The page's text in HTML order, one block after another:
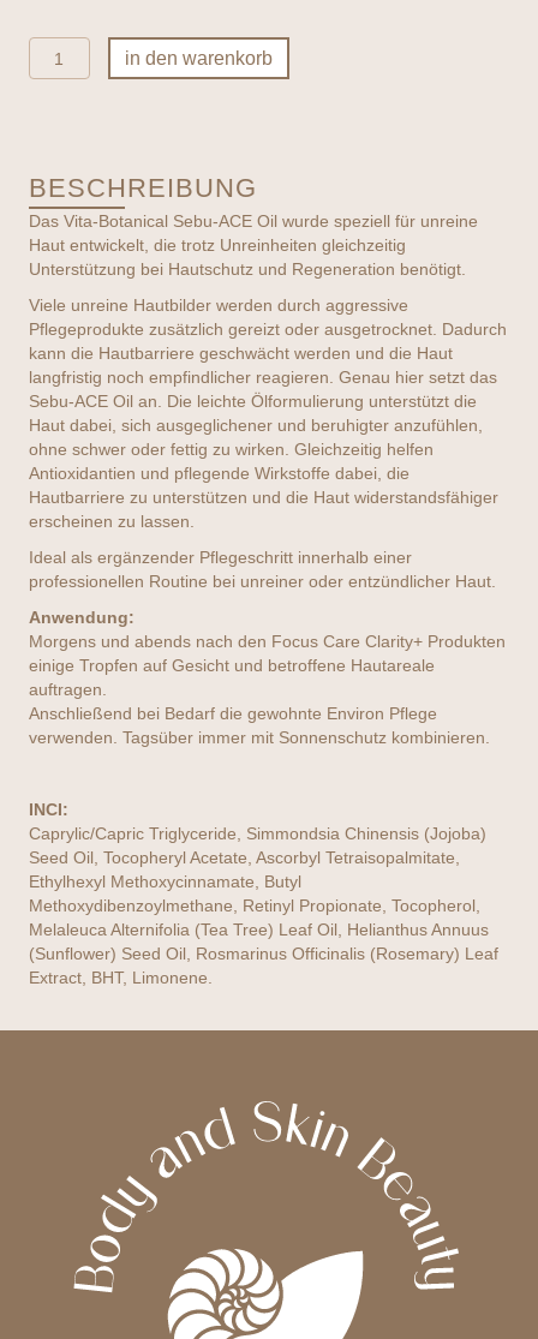
ENVIRON
-
Botanical
Sebu-
ACE
Oil
in den warenkorb
BESCHREIBUNG
Das Vita-Botanical Sebu-ACE Oil wurde speziell für unreine
Haut entwickelt, die trotz Unreinheiten gleichzeitig
Unterstützung bei Hautschutz und Regeneration benötigt.
Viele unreine Hautbilder werden durch aggressive
Pflegeprodukte zusätzlich gereizt oder ausgetrocknet. Dadurch
kann die Hautbarriere geschwächt werden und die Haut
langfristig noch empfindlicher reagieren. Genau hier setzt das
Sebu-ACE Oil an. Die leichte Ölformulierung unterstützt die
Haut dabei, sich ausgeglichener und beruhigter anzufühlen,
ohne schwer oder fettig zu wirken. Gleichzeitig helfen
Antioxidantien und pflegende Wirkstoffe dabei, die
Hautbarriere zu unterstützen und die Haut widerstandsfähiger
erscheinen zu lassen.
Ideal als ergänzender Pflegeschritt innerhalb einer
professionellen Routine bei unreiner oder entzündlicher Haut.
Anwendung:
Morgens und abends nach den Focus Care Clarity+ Produkten
einige Tropfen auf Gesicht und betroffene Hautareale
auftragen.
Anschließend bei Bedarf die gewohnte Environ Pflege
verwenden. Tagsüber immer mit Sonnenschutz kombinieren.
INCI:
Caprylic/Capric Triglyceride, Simmondsia Chinensis (Jojoba)
Seed Oil, Tocopheryl Acetate, Ascorbyl Tetraisopalmitate,
Ethylhexyl Methoxycinnamate, Butyl
Methoxydibenzoylmethane, Retinyl Propionate, Tocopherol,
Melaleuca Alternifolia (Tea Tree) Leaf Oil, Helianthus Annuus
(Sunflower) Seed Oil, Rosmarinus Officinalis (Rosemary) Leaf
Extract, BHT, Limonene.